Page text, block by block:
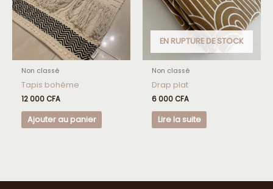
Non classé
Tapis bohème
12 000 CFA
Ajouter au panier
EN RUPTURE DE STOCK
Non classé
Drap plat
6 000 CFA
Lire la suite